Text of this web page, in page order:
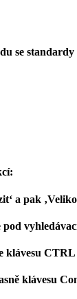
se
a pak
klávesu